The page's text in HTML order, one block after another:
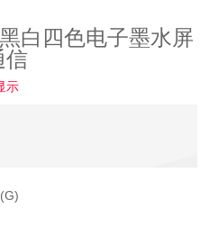
白四色电子墨水屏
信
示